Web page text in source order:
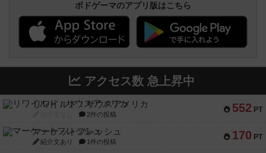
ボドゲーマのアプリ版はこちら
アクセス数 急上昇中
552 PT
リワイルド：サウスアメリカ
2件の投稿
170 PT
マーケットフレッシュ
紹介文あり 1件の投稿